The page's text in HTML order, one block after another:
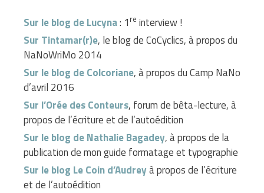
Sur le blog de Lucyna: 1 re interview !
Sur Tintamar(r)e, le blog de CoCyclics, à propos du
NaNoWriMo 2014
Sur le blog de Colcoriane, à propos du Camp NaNo
d’avril 2016
Sur l’Orée des Conteurs, forum de bêta-lecture, à
propos de l’écriture et de l’autoédition
Sur le blog de Nathalie Bagadey, à propos de la
publication de mon guide formatage et typographie
Sur le blog Le Coin d’Audreyà propos de l’écriture
et de l’autoédition